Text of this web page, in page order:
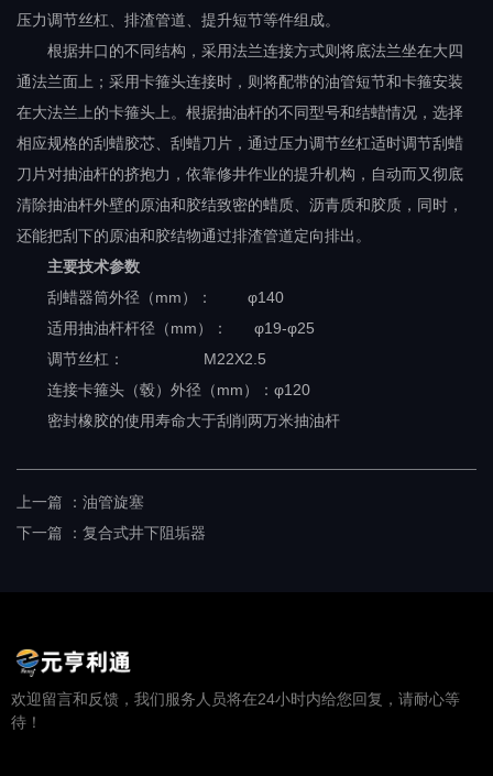
压力调节丝杠、排渣管道、提升短节等件组成。
根据井口的不同结构，采用法兰连接方式则将底法兰坐在大四
通法兰面上；采用卡箍头连接时，则将配带的油管短节和卡箍安装
在大法兰上的卡箍头上。根据抽油杆的不同型号和结蜡情况，选择
相应规格的刮蜡胶芯、刮蜡刀片，通过压力调节丝杠适时调节刮蜡
刀片对抽油杆的挤抱力，依靠修井作业的提升机构，自动而又彻底
清除抽油杆外壁的原油和胶结致密的蜡质、沥青质和胶质，同时，
还能把刮下的原油和胶结物通过排渣管道定向排出。
主要技术参数
刮蜡器筒外径（mm）： φ140
适用抽油杆杆径（mm）： φ19-φ25
调节丝杠： M22X2.5
连接卡箍头（毂）外径（mm）：φ120
密封橡胶的使用寿命大于刮削两万米抽油杆
上一篇 ： 油管旋塞
下一篇 ： 复合式井下阻垢器
欢迎留言和反馈，我们服务人员将在24小时内给您回复，请耐心等
待！